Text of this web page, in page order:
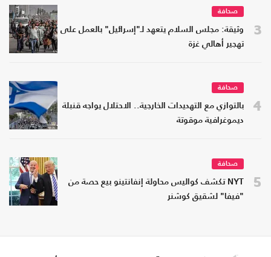
3
صحافة
وثيقة: مجلس السلام يتعهد لـ"إسرائيل" بالعمل على
تهجير أهالي غزة
4
صحافة
بالتوازي مع التهديدات الخارجية.. الاحتلال يواجه قنبلة
ديموغرافية موقوتة
5
صحافة
NYT تكشف كواليس محاولة إنفانتينو بيع حصة من
"فيفا" لشقيق كوشنر